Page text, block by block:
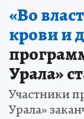
«Во
крови и
Урала»
Участники
Урала»